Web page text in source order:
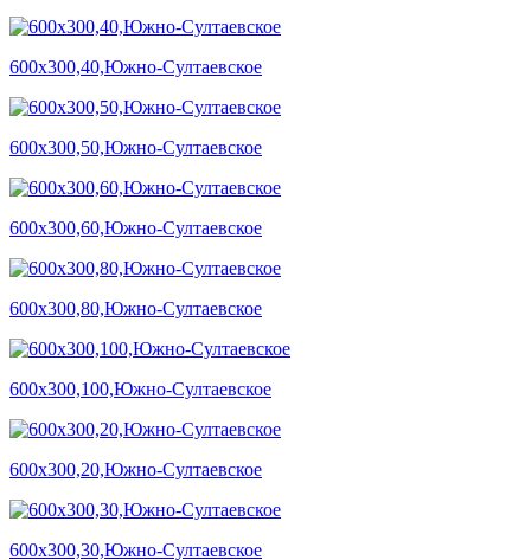
600х300,40,Южно-Султаевское
600х300,50,Южно-Султаевское
600х300,60,Южно-Султаевское
600х300,80,Южно-Султаевское
600х300,100,Южно-Султаевское
600х300,20,Южно-Султаевское
600х300,30,Южно-Султаевское